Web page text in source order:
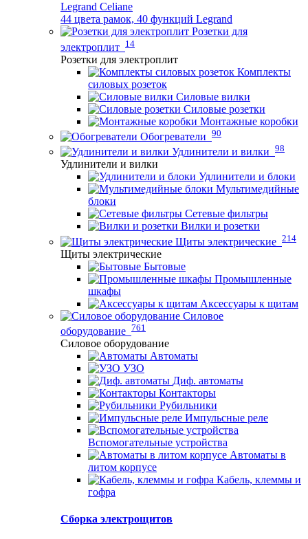
Legrand Celiane
44 цвета рамок, 40 функций Legrand
Розетки для
электроплит 14
Розетки для электроплит
Комплекты
силовых розеток
Силовые вилки
Силовые розетки
Монтажные коробки
Обогреватели 90
Удлинители и вилки 98
Удлинители и вилки
Удлинители и блоки
Мультимедийные
блоки
Сетевые фильтры
Вилки и розетки
Щиты электрические 214
Щиты электрические
Бытовые
Промышленные
шкафы
Аксессуары к щитам
Силовое
оборудование 761
Силовое оборудование
Автоматы
УЗО
Диф. автоматы
Контакторы
Рубильники
Импульсные реле
Вспомогательные устройства
Автоматы в
литом корпусе
Кабель, клеммы и
гофра
Сборка электрощитов